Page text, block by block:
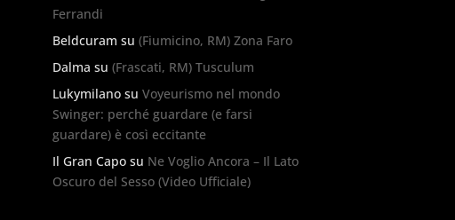
Ferrandi
Beldcuram su (Fiumicino, RM) Zona Faro
Dalma su (Frascati, RM) Tusculum
Lukymilanosu Voyeurismo nel mondo
Swinger: perché guardare (e farsi
guardare) è così eccitante
Il Gran Caposu Ne Voglio Ancora – Il Lato
Oscuro del Sesso (Video Ufficiale)